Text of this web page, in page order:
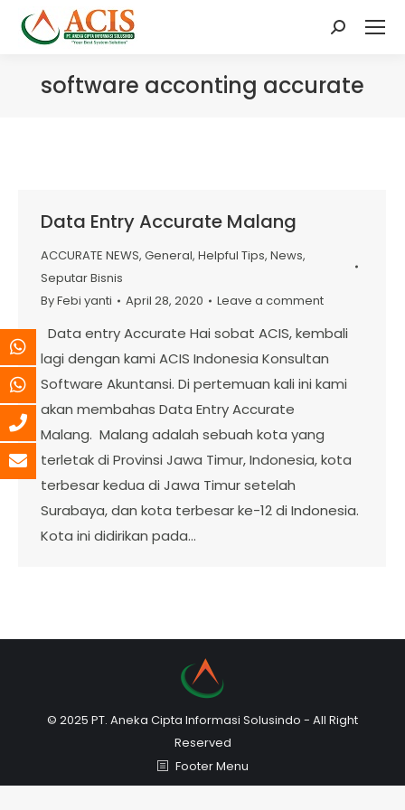
Search:
software acconting accurate
Data Entry Accurate Malang
ACCURATE NEWS, General, Helpful Tips, News,
Seputar Bisnis
ByFebi yanti April 28, 2020 Leave a comment
Data entry Accurate Hai sobat ACIS, kembali
lagi dengan kami ACIS Indonesia Konsultan
Software Akuntansi. Di pertemuan kali ini kami
akan membahas Data Entry Accurate
Malang. Malang adalah sebuah kota yang
terletak di Provinsi Jawa Timur, Indonesia, kota
terbesar kedua di Jawa Timur setelah
Surabaya, dan kota terbesar ke-12 di Indonesia.
Kota ini didirikan pada…
© 2025 PT. Aneka Cipta Informasi Solusindo - All Right
Reserved
Footer Menu